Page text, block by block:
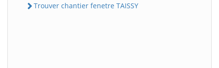
Trouver chantier fenetre TAISSY